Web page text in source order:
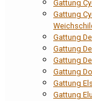
Gattung
Gattung
Gattung
Gattung
Gattung
Gattung
Gattung
Gattung